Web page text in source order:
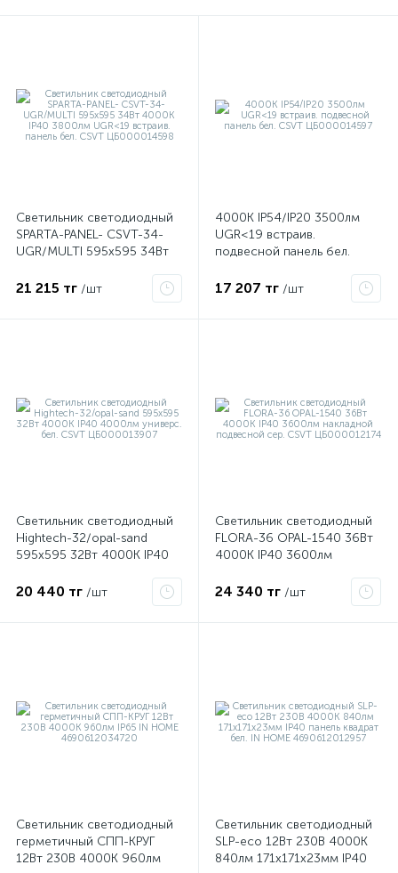
Светильник светодиодный
SPARTA-PANEL- CSVT-34-
UGR/MULTI 595х595 34Вт
UGR<19 встраив. панель
бел. CSVT ЦБ000014598
21 215 тг /шт
4000К IP54/IP20 3500лм
UGR<19 встраив.
подвесной панель бел.
17 207 тг /шт
Светильник светодиодный
Hightech-32/opal-sand
595х595 32Вт 4000К IP40
ЦБ000013907
20 440 тг /шт
Светильник светодиодный
FLORA-36 OPAL-1540 36Вт
4000К IP40 3600лм
CSVT ЦБ000012174
24 340 тг /шт
Светильник светодиодный
герметичный СПП-КРУГ
12Вт 230В 4000К 960лм
Светильник светодиодный
SLP-eco 12Вт 230В 4000К
840лм 171х171х23мм IP40